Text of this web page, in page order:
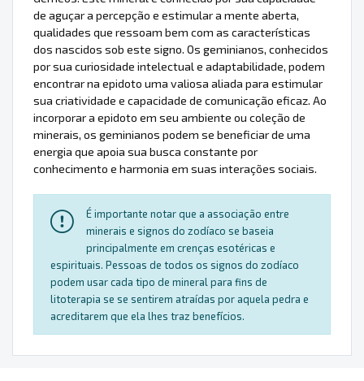
de aguçar a percepção e estimular a mente aberta,
qualidades que ressoam bem com as características
dos nascidos sob este signo. Os geminianos, conhecidos
por sua curiosidade intelectual e adaptabilidade, podem
encontrar na epidoto uma valiosa aliada para estimular
sua criatividade e capacidade de comunicação eficaz. Ao
incorporar a epidoto em seu ambiente ou coleção de
minerais, os geminianos podem se beneficiar de uma
energia que apoia sua busca constante por
conhecimento e harmonia em suas interações sociais.
É importante notar que a associação entre
minerais e signos do zodíaco se baseia
principalmente em crenças esotéricas e
espirituais. Pessoas de todos os signos do zodíaco
podem usar cada tipo de mineral para fins de
litoterapia se se sentirem atraídas por aquela pedra e
acreditarem que ela lhes traz benefícios.